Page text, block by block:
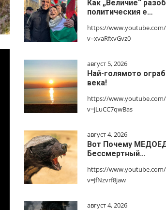
Как „Величие“
политическия е…
https://
v=xvaRfxvGvz0
август 5, 2026
Най-голямото
века!
https://
v=jLuCC7qwBas
август 4, 2026
Вот Почему
Бессмертный…
https://
v=JfNzvrf8jaw
август 4, 2026